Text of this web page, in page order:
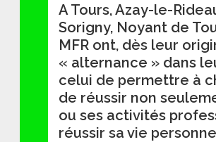
A Tours, Azay-le-
Sorigny, Noyant de
MFR ont, dès leur
« alternance » dans
celui de permettre à
de réussir non
ou ses activités
réussir sa vie